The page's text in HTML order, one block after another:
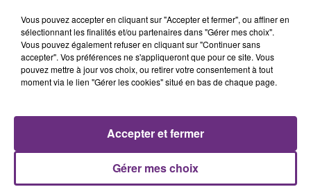
ADELE CASTILLON
Ete Avec Toi
TAYLOR SWIFT
The Fate Of Ophelia
Vous pouvez accepter en cliquant sur "Accepter et fermer", ou affiner en
sélectionnant les finalités et/ou partenaires dans "Gérer mes choix".
Vous pouvez également refuser en cliquant sur "Continuer sans
accepter". Vos préférences ne s'appliqueront que pour ce site. Vous
pouvez mettre à jour vos choix, ou retirer votre consentement à tout
moment via le lien "Gérer les cookies" situé en bas de chaque page.
Gérer mes choix
Accepter et fermer